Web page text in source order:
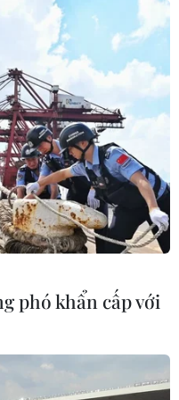
trong
mối cơ
ứng
viên
phó khẩn cấp với